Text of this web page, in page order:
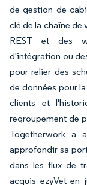
de gestion de
clé de la chaîne de
REST et des
d'intégration ou
pour relier des
de données pour
clients et
regroupement de
Togetherwork a
approfondir sa
dans les flux de
acquis ezyVet en